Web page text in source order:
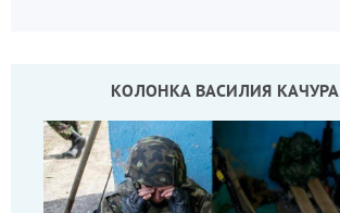
КОЛОНКА ВАСИЛИЯ КАЧУРА